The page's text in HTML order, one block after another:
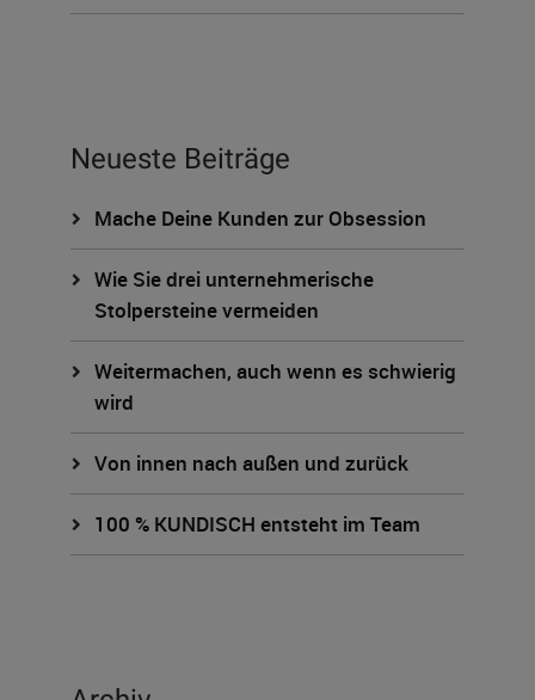
Neueste Beiträge
Mache Deine Kunden zur Obsession
Wie Sie drei unternehmerische
Stolpersteine vermeiden
Weitermachen, auch wenn es schwierig
wird
Von innen nach außen und zurück
100 % KUNDISCH entsteht im Team